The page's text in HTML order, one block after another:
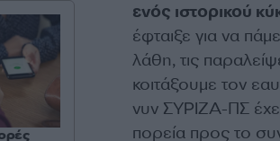
ενός ιστορικού
έφταιξε για να
λάθη, τις
κοιτάξουμε τον
νυν ΣΥΡΙΖΑ-ΠΣ
πορεία προς το